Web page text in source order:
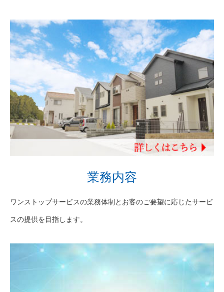
業務内容
ワンストップサービスの業務体制とお客のご要望に応じたサービ
スの提供を目指します。